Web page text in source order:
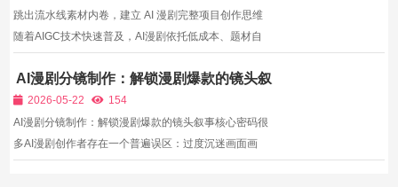
精准解读、...
跳出流水线素材内卷，建立 AI 漫剧完整项目创作思维
随着AIGC技术快速普及，AI漫剧依托低成本、题材自
位。玄幻仙侠、都市逆袭、悬疑脑洞等大量实拍难以实
现的幻想题材，借助漫剧形式能够轻松完成视觉呈现，
赛道市场...
AI漫剧分镜制作：解锁漫剧爆款的镜头叙
事核心密码
2026-05-22
154
AI漫剧分镜制作：解锁漫剧爆款的镜头叙事核心密码很
多AI漫剧创作者存在一个普遍误区：过度沉迷画面画